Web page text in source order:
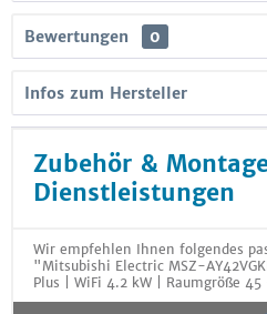
Bewertungen 0
Infos zum Hersteller
Zubehör &
Dienstleistungen
Wir empfehlen Ihnen folgendes
"Mitsubishi Electric MSZ-
Plus | WiFi 4.2 kW | Raumgröße